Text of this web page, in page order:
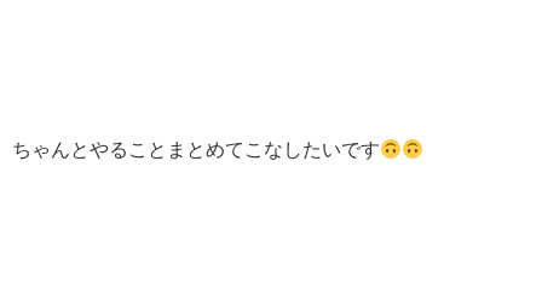
ちゃんとやることまとめてこなしたいです